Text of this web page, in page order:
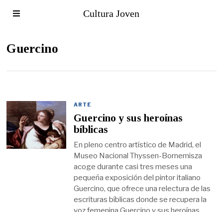
Cultura Joven
Guercino
ARTE
Guercino y sus heroínas
bíblicas
En pleno centro artístico de Madrid, el
Museo Nacional Thyssen-Bornemisza
acoge durante casi tres meses una
pequeña exposición del pintor italiano
Guercino, que ofrece una relectura de las
escrituras bíblicas donde se recupera la